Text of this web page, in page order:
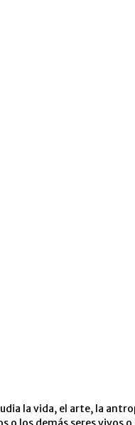
la vida, el arte, la